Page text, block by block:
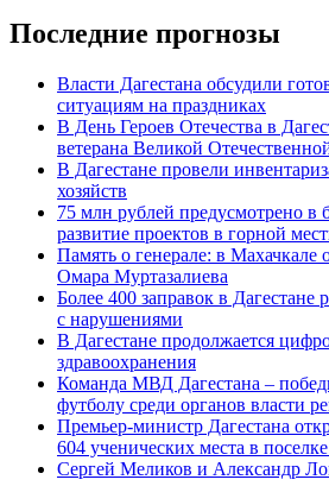
Последние прогнозы
Власти Дагестана обсудили
ситуациям на праздниках
В День Героев Отечества в
ветерана Великой
В Дагестане провели
хозяйств
75 млн рублей предусмотрено в
развитие проектов в горной
Память о генерале: в Махачкале
Омара Муртазалиева
Более 400 заправок в Дагестане
с нарушениями
В Дагестане продолжается
здравоохранения
Команда МВД Дагестана –
футболу среди органов власти
Премьер-министр Дагестана
604 ученических места в
Сергей Меликов и Александр